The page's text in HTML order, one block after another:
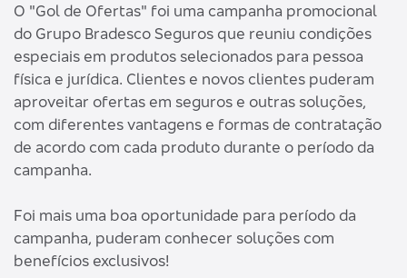
O "Gol de Ofertas" foi uma campanha promocional
do Grupo Bradesco Seguros que reuniu condições
especiais em produtos selecionados para pessoa
física e jurídica. Clientes e novos clientes puderam
aproveitar ofertas em seguros e outras soluções,
com diferentes vantagens e formas de contratação
de acordo com cada produto durante o período da
campanha.
Foi mais uma boa oportunidade para período da
campanha, puderam conhecer soluções com
benefícios exclusivos!